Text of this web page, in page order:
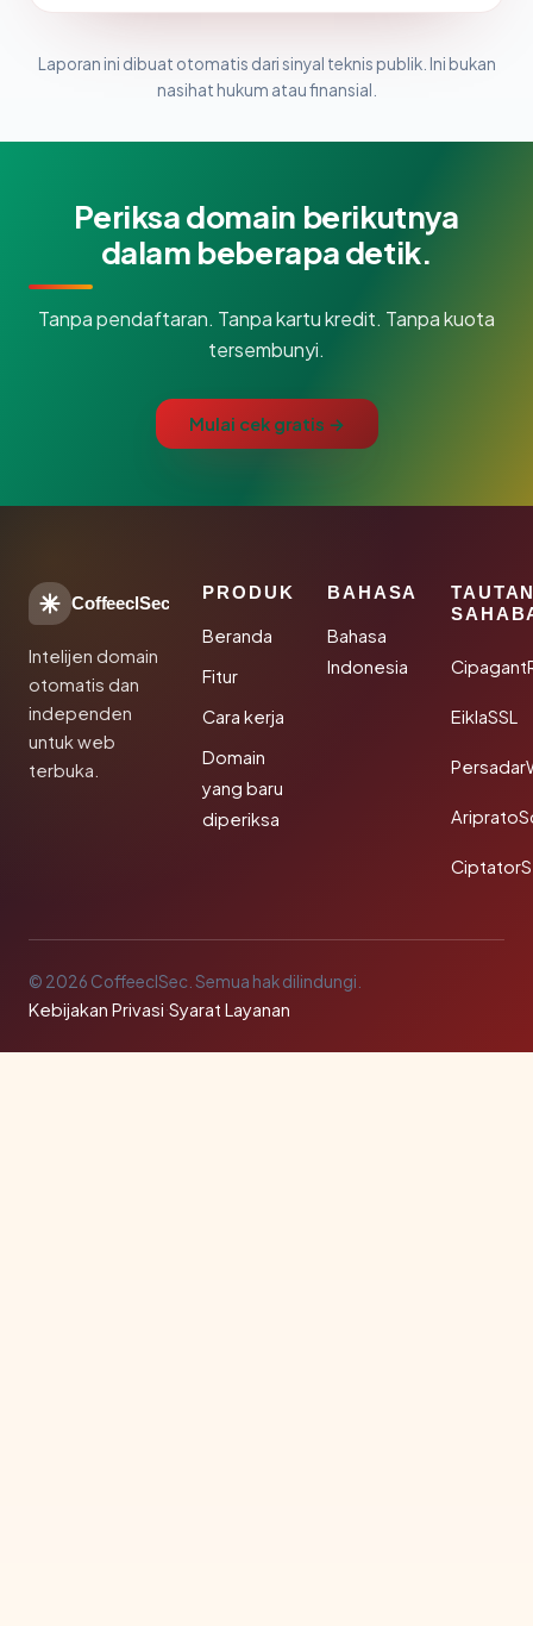
Laporan ini dibuat otomatis dari sinyal teknis publik. Ini bukan
nasihat hukum atau finansial.
Periksa domain berikutnya
dalam beberapa detik.
Tanpa pendaftaran. Tanpa kartu kredit. Tanpa kuota
tersembunyi.
Mulai cek gratis →
CoffeeclSec
Intelijen domain
otomatis dan
independen
untuk web
terbuka.
PRODUK
Beranda
Fitur
Cara kerja
Domain
yang baru
diperiksa
BAHASA
Bahasa
Indonesia
EiklaSSL
© 2026 CoffeeclSec. Semua hak dilindungi.
Kebijakan Privasi·Syarat Layanan